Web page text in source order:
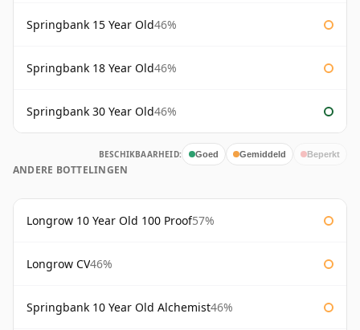
Springbank 15 Year Old46%
Springbank 18 Year Old46%
Springbank 30 Year Old46%
BESCHIKBAARHEID: Goed Gemiddeld Beperkt
ANDERE BOTTELINGEN
Longrow 10 Year Old 100 Proof57%
Longrow CV46%
Springbank 10 Year Old Alchemist46%